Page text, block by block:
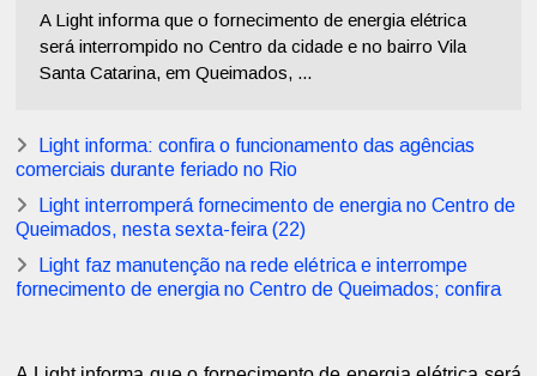
A Light informa que o fornecimento de energia elétrica
será interrompido no Centro da cidade e no bairro Vila
Santa Catarina, em Queimados, ...
Light informa: confira o funcionamento das agências
comerciais durante feriado no Rio
Light interromperá fornecimento de energia no Centro de
Queimados, nesta sexta-feira (22)
Light faz manutenção na rede elétrica e interrompe
fornecimento de energia no Centro de Queimados; confira